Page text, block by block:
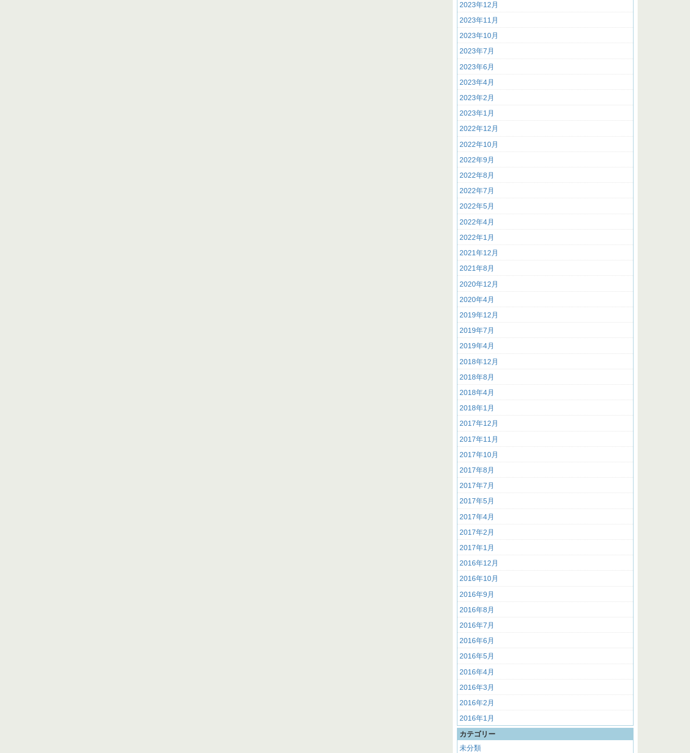
2023年12月
2023年11月
2023年10月
2023年7月
2023年6月
2023年4月
2023年2月
2023年1月
2022年12月
2022年10月
2022年9月
2022年8月
2022年7月
2022年5月
2022年4月
2022年1月
2021年12月
2021年8月
2020年12月
2020年4月
2019年12月
2019年7月
2019年4月
2018年12月
2018年8月
2018年4月
2018年1月
2017年12月
2017年11月
2017年10月
2017年8月
2017年7月
2017年5月
2017年4月
2017年2月
2017年1月
2016年12月
2016年10月
2016年9月
2016年8月
2016年7月
2016年6月
2016年5月
2016年4月
2016年3月
2016年2月
2016年1月
カテゴリー
未分類